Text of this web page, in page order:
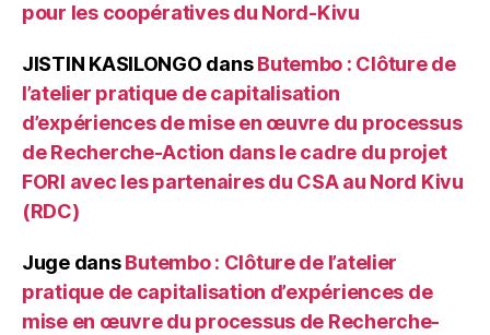
pour les coopératives du Nord-Kivu
JISTIN KASILONGO dansButembo : Clôture de
l’atelier pratique de capitalisation
d’expériences de mise en œuvre du processus
de Recherche-Action dans le cadre du projet
FORI avec les partenaires du CSA au Nord Kivu
(RDC)
JugedansButembo : Clôture de l’atelier
pratique de capitalisation d’expériences de
mise en œuvre du processus de Recherche-